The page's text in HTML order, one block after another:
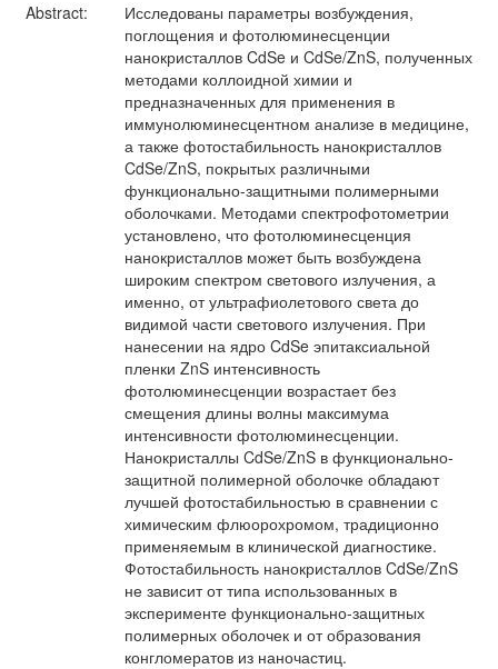
Abstract:
Исследованы параметры возбуждения,
поглощения и фотолюминесценции
нанокристаллов CdSe и CdSe/ZnS, полученных
методами коллоидной химии и
предназначенных для применения в
иммунолюминесцентном анализе в медицине,
а также фотостабильность нанокристаллов
CdSe/ZnS, покрытых различными
функционально-защитными полимерными
оболочками. Методами спектрофотометрии
установлено, что фотолюминесценция
нанокристаллов может быть возбуждена
широким спектром светового излучения, а
именно, от ультрафиолетового света до
видимой части светового излучения. При
нанесении на ядро CdSe эпитаксиальной
пленки ZnS интенсивность
фотолюминесценции возрастает без
смещения длины волны максимума
интенсивности фотолюминесценции.
Нанокристаллы CdSe/ZnS в функционально-
защитной полимерной оболочке обладают
лучшей фотостабильностью в сравнении с
химическим флюорохромом, традиционно
применяемым в клинической диагностике.
Фотостабильность нанокристаллов CdSe/ZnS
не зависит от типа использованных в
эксперименте функционально-защитных
полимерных оболочек и от образования
конгломератов из наночастиц.